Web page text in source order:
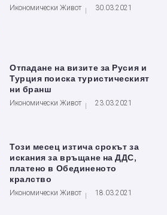
Икономически Живот 30.03.2021
Отпадане на визите за Русия и
Турция поиска туристическият
ни бранш
Икономически Живот 23.03.2021
Този месец изтича срокът за
искания за връщане на ДДС,
платено в Обединеното
кралство
Икономически Живот 18.03.2021